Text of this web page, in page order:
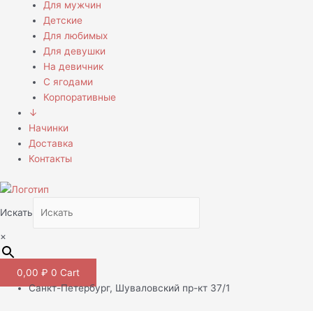
Для мужчин
Детские
Для любимых
Для девушки
На девичник
С ягодами
Корпоративные
↓
Начинки
Доставка
Контакты
Искать
×
0,00 ₽ 0 Cart
Санкт-Петербург, Шуваловский пр-кт 37/1